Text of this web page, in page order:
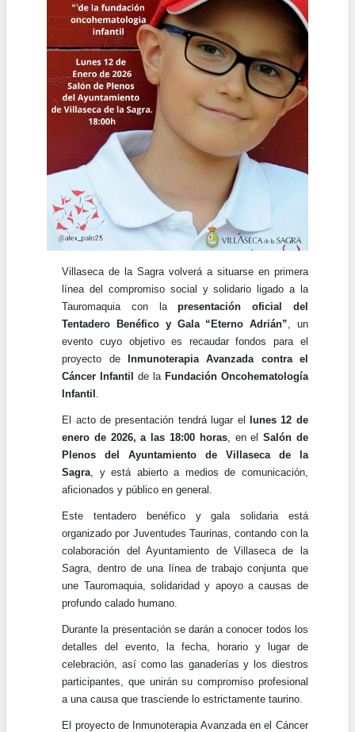
Villaseca de la Sagra volverá a situarse en primera
línea del compromiso social y solidario ligado a la
Tauromaquia con lapresentación oficial del
Tentadero Benéfico y Gala “Eterno Adrián” , un
evento cuyo objetivo es recaudar fondos para el
proyecto de Inmunoterapia Avanzada contra el
Cáncer Infantil de la Fundación Oncohematología
Infantil
El acto de presentación tendrá lugar el lunes 12 de
enero de 2026, a las 18:00 horas, en elSalón de
Plenos del Ayuntamiento de Villaseca de la
Sagra , y está abierto a medios de comunicación,
aficionados y público en general.
Este tentadero benéfico y gala solidaria está
organizado por Juventudes Taurinas, contando con la
colaboración del Ayuntamiento de Villaseca de la
Sagra, dentro de una línea de trabajo conjunta que
une Tauromaquia, solidaridad y apoyo a causas de
profundo calado humano.
Durante la presentación se darán a conocer todos los
detalles del evento, la fecha, horario y lugar de
celebración, así como las ganaderías y los diestros
participantes, que unirán su compromiso profesional
a una causa que trasciende lo estrictamente taurino.
El proyecto de Inmunoterapia Avanzada en el Cáncer